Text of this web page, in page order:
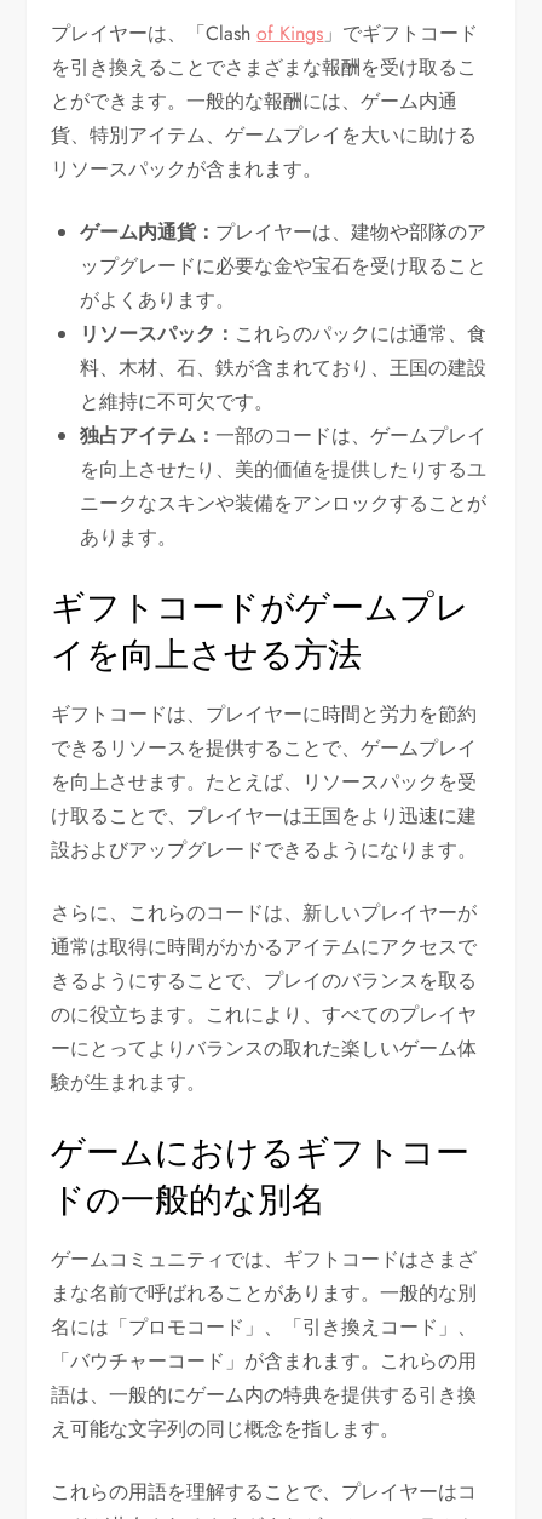
プレイヤーは、「Clashof Kings 」でギフトコード
を引き換えることでさまざまな報酬を受け取るこ
とができます。一般的な報酬には、ゲーム内通
貨、特別アイテム、ゲームプレイを大いに助ける
リソースパックが含まれます。
ゲーム内通貨： プレイヤーは、建物や部隊のア
ップグレードに必要な金や宝石を受け取ること
がよくあります。
リソースパック： これらのパックには通常、食
料、木材、石、鉄が含まれており、王国の建設
と維持に不可欠です。
独占アイテム：一部のコードは、ゲームプレイ
を向上させたり、美的価値を提供したりするユ
ニークなスキンや装備をアンロックすることが
あります。
ギフトコードがゲームプレ
イを向上させる方法
ギフトコードは、プレイヤーに時間と労力を節約
できるリソースを提供することで、ゲームプレイ
を向上させます。たとえば、リソースパックを受
け取ることで、プレイヤーは王国をより迅速に建
設およびアップグレードできるようになります。
さらに、これらのコードは、新しいプレイヤーが
通常は取得に時間がかかるアイテムにアクセスで
きるようにすることで、プレイのバランスを取る
のに役立ちます。これにより、すべてのプレイヤ
ーにとってよりバランスの取れた楽しいゲーム体
験が生まれます。
ゲームにおけるギフトコー
ドの一般的な別名
ゲームコミュニティでは、ギフトコードはさまざ
まな名前で呼ばれることがあります。一般的な別
名には「プロモコード」、「引き換えコード」、
「バウチャーコード」が含まれます。これらの用
語は、一般的にゲーム内の特典を提供する引き換
え可能な文字列の同じ概念を指します。
これらの用語を理解することで、プレイヤーはコ